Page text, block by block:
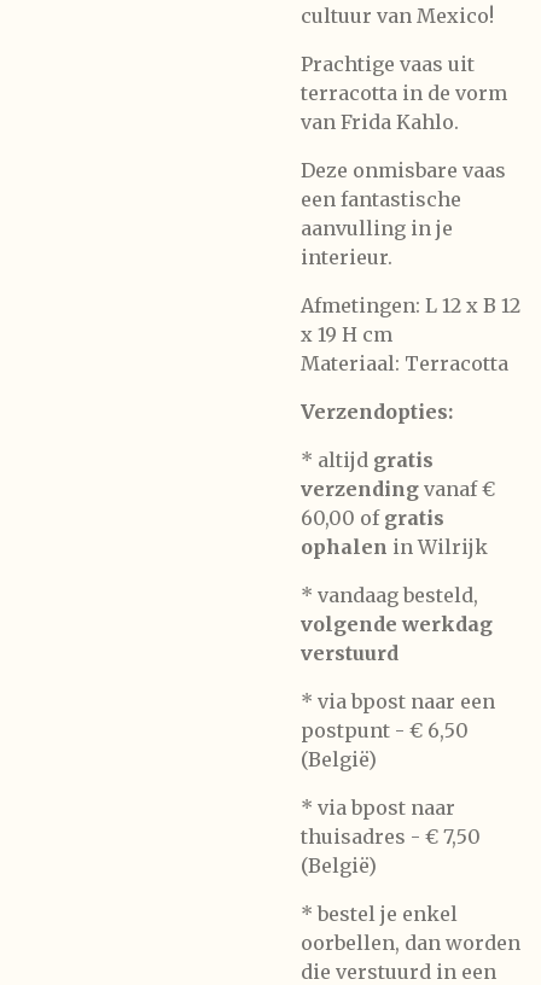
cultuur van Mexico!
Prachtige vaas uit
terracotta in de vorm
van Frida Kahlo.
Deze onmisbare vaas
een fantastische
aanvulling in je
interieur.
Afmetingen: L 12 x B 12
x 19 H cm
Materiaal: Terracotta
Verzendopties:
* altijd gratis
verzending vanaf €
60,00 of gratis
ophalen in Wilrijk
* vandaag besteld,
volgende werkdag
verstuurd
* via bpost naar een
postpunt - € 6,50
(België)
* via bpost naar
thuisadres - € 7,50
(België)
* bestel je enkel
oorbellen, dan worden
die verstuurd in een